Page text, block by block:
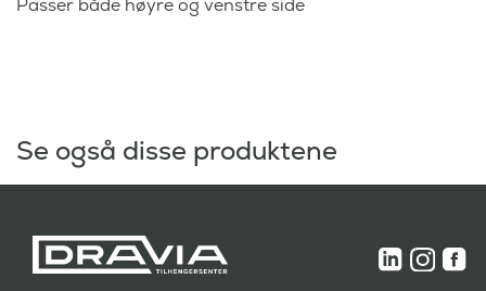
Passer både høyre og venstre side
Se også disse produktene